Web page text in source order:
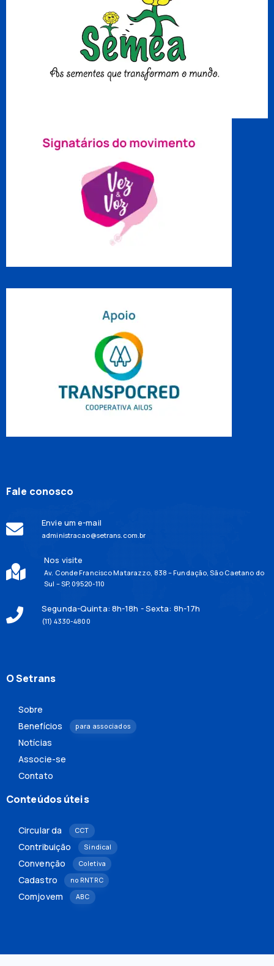
Fale conosco
Envie um e-mail
administracao@setrans.com.br
Nos visite
Av. Conde Francisco Matarazzo, 838 – Fundação, São Caetano do
Sul – SP, 09520-110
Segunda-Quinta: 8h-18h - Sexta: 8h-17h
(11) 4330-4800
O Setrans
Sobre
Benefícios
para associados
Notícias
Associe-se
Contato
Conteúdos úteis
Circular da CCT
Contribuição Sindical
Convenção Coletiva
Cadastro no RNTRC
Comjovem ABC